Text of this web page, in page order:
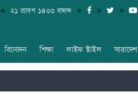
২১ শ্রাবণ ১৪৩৩ বঙ্গাব্দ
বিনোদন শিক্ষা লাইফ স্টাইল সারাদেশ